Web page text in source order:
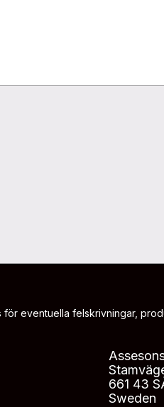
eventuella felskrivningar,
661 43
Sweden